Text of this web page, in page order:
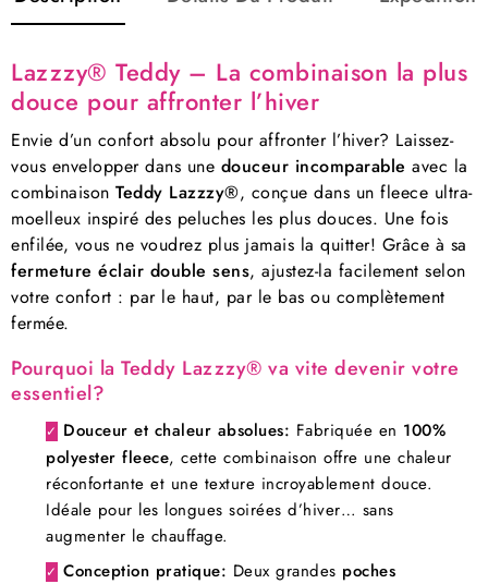
Lazzzy® Teddy – La combinaison la plus
douce pour affronter l’hiver
Envie d’un confort absolu pour affronter l’hiver? Laissez-
vous envelopper dans une douceur incomparable avec la
combinaison Teddy Lazzzy®, conçue dans un fleece ultra-
moelleux inspiré des peluches les plus douces. Une fois
enfilée, vous ne voudrez plus jamais la quitter! Grâce à sa
fermeture éclair double sens, ajustez-la facilement selon
votre confort : par le haut, par le bas ou complètement
fermée.
Pourquoi la Teddy Lazzzy® va vite devenir votre
essentiel?
✓ Douceur et chaleur absolues: Fabriquée en 100%
polyester fleece, cette combinaison offre une chaleur
réconfortante et une texture incroyablement douce.
Idéale pour les longues soirées d’hiver… sans
augmenter le chauffage.
✓ Conception pratique: Deux grandes poches